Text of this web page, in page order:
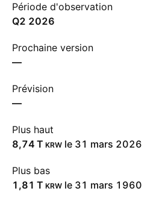
Période d'observation
Q2 2026
Prochaine version
—
Prévision
—
Plus haut
‪8,74 T‬ KRW le 31 mars 2026
Plus bas
‪1,81 T‬ KRW le 31 mars 1960